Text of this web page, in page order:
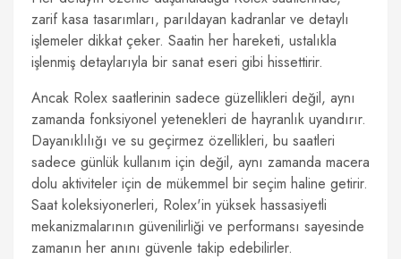
zarif kasa tasarımları, parıldayan kadranlar ve detaylı
işlemeler dikkat çeker. Saatin her hareketi, ustalıkla
işlenmiş detaylarıyla bir sanat eseri gibi hissettirir.
Ancak Rolex saatlerinin sadece güzellikleri değil, aynı
zamanda fonksiyonel yetenekleri de hayranlık uyandırır.
Dayanıklılığı ve su geçirmez özellikleri, bu saatleri
sadece günlük kullanım için değil, aynı zamanda macera
dolu aktiviteler için de mükemmel bir seçim haline getirir.
Saat koleksiyonerleri, Rolex'in yüksek hassasiyetli
mekanizmalarının güvenilirliği ve performansı sayesinde
zamanın her anını güvenle takip edebilirler.